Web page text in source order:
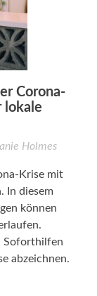
Corona-
lokale
Holmes
Krise mit
In diesem
können
Soforthilfen
abzeichnen.